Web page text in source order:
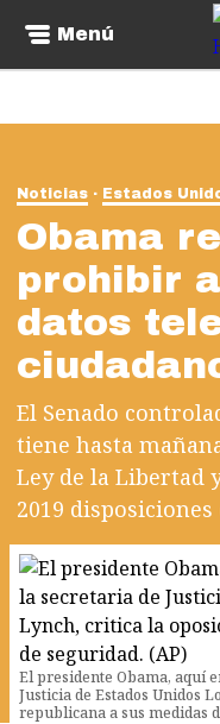
Menú
Noticias Estados
Obama
prohibir
datos
El Senado
tiene hasta
Ley de la Libertad
2019
El presidente Obama, aquí
Justicia de Estados Unidos
republicana a sus medidas